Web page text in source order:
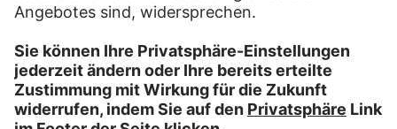
Einmal eingerichtet, vielfach verwendbar
folierte Sendungen und Pakete.)
So funktioniert’s: Senden Sie uns Ihr Logo als